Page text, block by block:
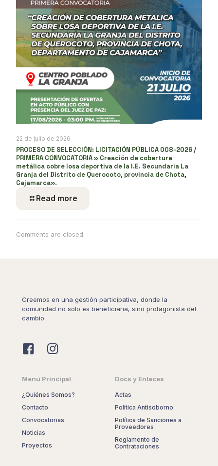
22 de julio de 2026
PROCESO DE SELECCIÓN: LICITACIÓN PÚBLICA 008-2026 /
PRIMERA CONVOCATORIA » Creación de cobertura
metálica cobre losa deportiva de la I.E. Secundaria La
Granja del Distrito de Querocoto, provincia de Chota,
Cajamarca».
Read more
Comments are closed.
Creemos en una gestión participativa, donde la
comunidad no solo es beneficiaria, sino protagonista del
cambio.
Menú Principal
¿Quiénes Somos?
Contacto
Convocatorias
Noticias
Proyectos
Docs y Enlaces
Actas
Política Antisoborno
Política de Sanciones a
Proveedores
Reglamento de
Contrataciones